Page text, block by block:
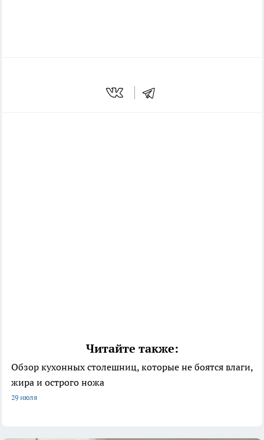
Читайте также:
Обзор кухонных столешниц, которые не боятся влаги,
жира и острого ножа
29 июля